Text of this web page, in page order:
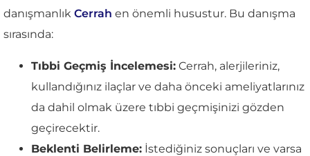
danışmanlık Cerrah en önemli husustur. Bu danışma
sırasında:
Tıbbi Geçmiş İncelemesi: Cerrah, alerjileriniz,
kullandığınız ilaçlar ve daha önceki ameliyatlarınız
da dahil olmak üzere tıbbi geçmişinizi gözden
geçirecektir.
Beklenti Belirleme: İstediğiniz sonuçları ve varsa